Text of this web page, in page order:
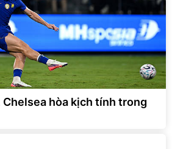
Chelsea hòa kịch tính trong